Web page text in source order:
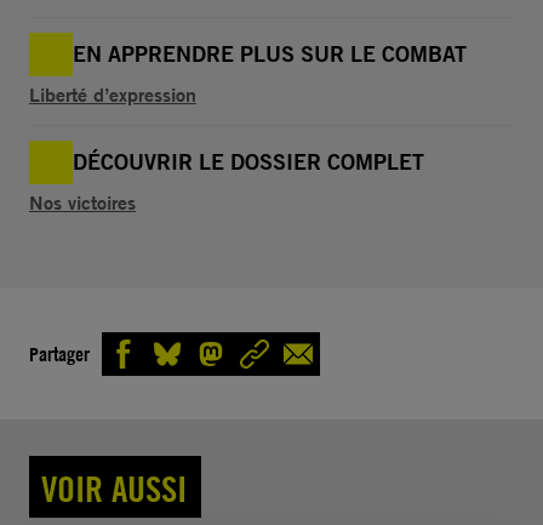
EN APPRENDRE PLUS SUR LE COMBAT
Liberté d’expression
DÉCOUVRIR LE DOSSIER COMPLET
Nos victoires
Partager
VOIR AUSSI